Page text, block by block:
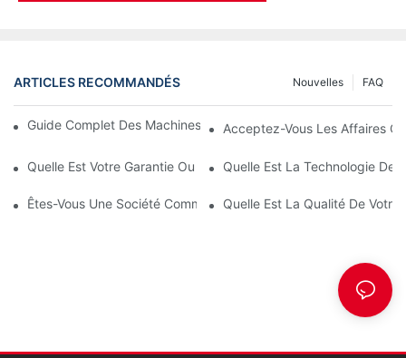
ARTICLES RECOMMANDÉS FAQ
Nouvelles
Guide Complet Des Machines De Moulage Par Soufflage PET
Acceptez-Vous Les Affaires
Quelle Est Votre Garantie Ou La Garantie De La Qualité Si Nous
Quelle Est La Technologie De
Êtes-Vous Une Société Commerciale Ou Un Fabricant ?
Quelle Est La Qualité De Votre